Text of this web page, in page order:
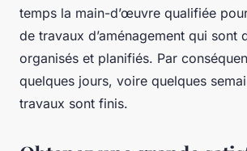
temps la main-d’œuvre qualifiée
de travaux d’aménagement qui sont
organisés et planifiés. Par
quelques jours, voire quelques
travaux sont finis.